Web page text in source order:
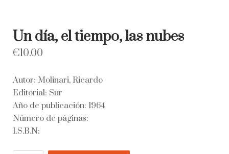
Un día, el tiempo, las nubes
€10.00
Autor: Molinari, Ricardo
Editorial: Sur
Año de publicación: 1964
Número de páginas:
I.S.B.N: